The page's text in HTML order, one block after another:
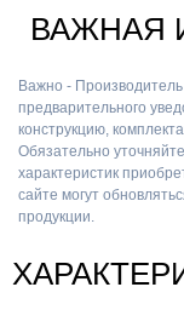
ВАЖНАЯ
Важно -
предварительного
конструкцию,
Обязательно
характеристик
сайте могут
продукции.